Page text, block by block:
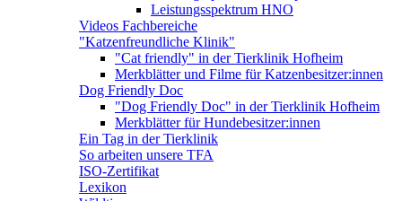
Leistungsspektrum HNO
Videos Fachbereiche
"Katzenfreundliche Klinik"
"Cat friendly" in der Tierklinik Hofheim
Merkblätter und Filme für Katzenbesitzer:innen
Dog Friendly Doc
"Dog Friendly Doc" in der Tierklinik Hofheim
Merkblätter für Hundebesitzer:innen
Ein Tag in der Tierklinik
So arbeiten unsere TFA
ISO-Zertifikat
Lexikon